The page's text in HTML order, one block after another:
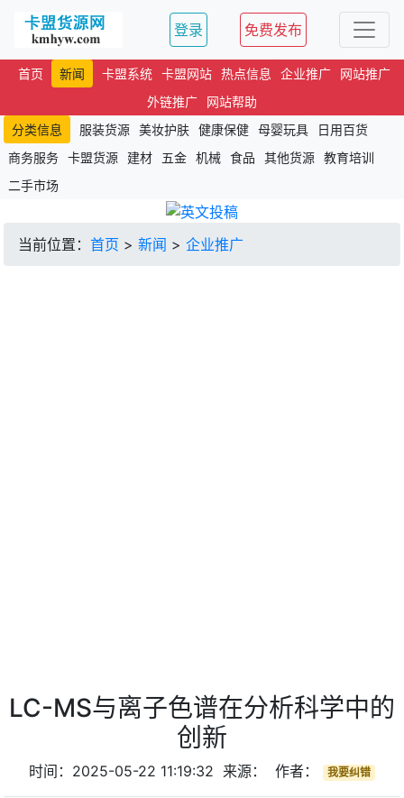
登录 免费发布
首页 新闻 卡盟系统 卡盟网站 热点信息 企业推广
网站推广
外链推广
网站帮助
分类信息
服装货源 美妆护肤 健康保健 母婴玩具
日用百货
商务服务 卡盟货源 建材 五金 机械 食品 其他货源 教育培训
二手市场
当前位置： 首页 > 新闻 > 企业推广
LC-MS与离子色谱在分析科学中的
创新
时间：2025-05-22 11:19:32 来源： 作者： 我要纠错